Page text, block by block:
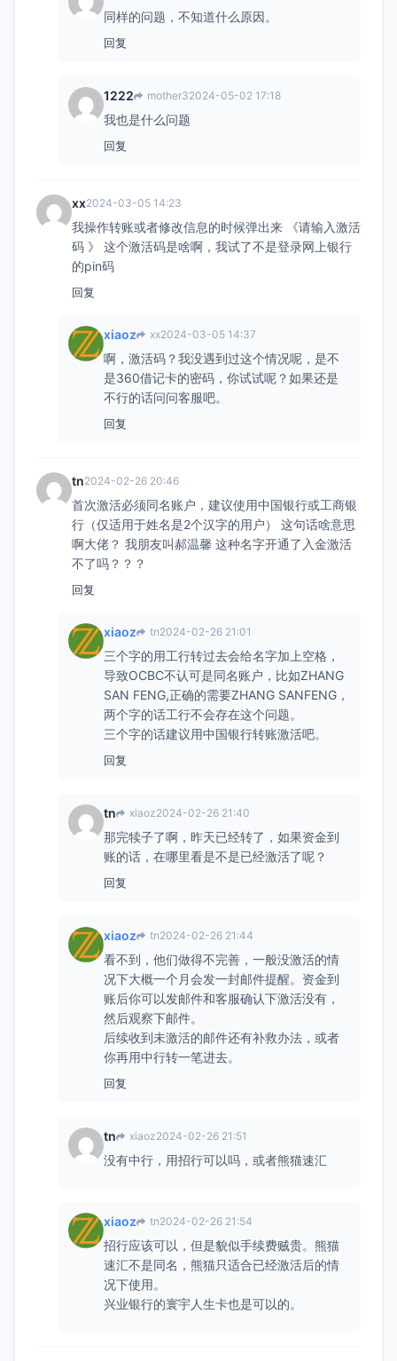
同样的问题，不知道什么原因。
回复
1222 mother32024-05-02 17:18
我也是什么问题
回复
xx2024-03-05 14:23
我操作转账或者修改信息的时候弹出来 《请输入激活
码 》 这个激活码是啥啊，我试了不是登录网上银行
的pin码
回复
xiaoz xx2024-03-05 14:37
啊，激活码？我没遇到过这个情况呢，是不
是360借记卡的密码，你试试呢？如果还是
不行的话问问客服吧。
回复
tn2024-02-26 20:46
首次激活必须同名账户，建议使用中国银行或工商银
行（仅适用于姓名是2个汉字的用户） 这句话啥意思
啊大佬？ 我朋友叫郝温馨 这种名字开通了入金激活
不了吗？？？
回复
xiaoz tn2024-02-26 21:01
三个字的用工行转过去会给名字加上空格，
导致OCBC不认可是同名账户，比如ZHANG
SAN FENG,正确的需要ZHANG SANFENG，
两个字的话工行不会存在这个问题。
三个字的话建议用中国银行转账激活吧。
回复
tn xiaoz2024-02-26 21:40
那完犊子了啊，昨天已经转了，如果资金到
账的话，在哪里看是不是已经激活了呢？
回复
xiaoz tn2024-02-26 21:44
看不到，他们做得不完善，一般没激活的情
况下大概一个月会发一封邮件提醒。资金到
账后你可以发邮件和客服确认下激活没有，
然后观察下邮件。
后续收到未激活的邮件还有补救办法，或者
你再用中行转一笔进去。
回复
tn xiaoz2024-02-26 21:51
没有中行，用招行可以吗，或者熊猫速汇
xiaoz tn2024-02-26 21:54
招行应该可以，但是貌似手续费贼贵。熊猫
速汇不是同名，熊猫只适合已经激活后的情
况下使用。
兴业银行的寰宇人生卡也是可以的。